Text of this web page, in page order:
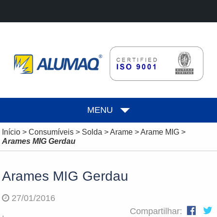
MENU
Início> Consumíveis> Solda >Arame>Arame MIG>
Arames MIG Gerdau
Arames MIG Gerdau
27/01/2016
Compartilhar: